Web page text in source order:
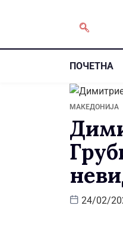
ПОЧЕТНА
МАКЕДОНИЈА
24/02/